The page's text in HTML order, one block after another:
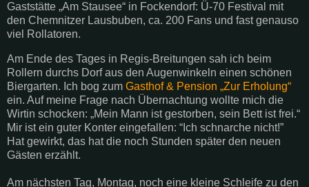
Gaststätte „Am Stausee“ in Fockendorf: Ü-70 Festival mit
den Chemnitzer Lausbuben, ca. 200 Fans und fast genauso
viel Rollatoren.
Am Ende des Tages in Regis-Breitungen sah ich beim
Rollern durchs Dorf aus den Augenwinkeln einen schönen
Biergarten. Ich bog zum Gasthof & Pension „Zur Erholung“
ein. Auf meine Frage nach Übernachtung wollte mich die
Wirtin schocken: „Mein Mann ist gestorben, sein Bett ist frei.“
Mir ist ein guter Konter eingefallen: “Ich schnarche nicht!”
Hat gewirkt, das hat die noch Stunden später den neuen
Gästen erzählt.
Am nächsten Tag, Montag, noch eine kleine Schleife zu den